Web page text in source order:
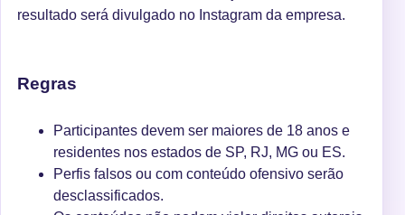
resultado será divulgado no Instagram da empresa.
Regras
Participantes devem ser maiores de 18 anos e
residentes nos estados de SP, RJ, MG ou ES.
Perfis falsos ou com conteúdo ofensivo serão
desclassificados.